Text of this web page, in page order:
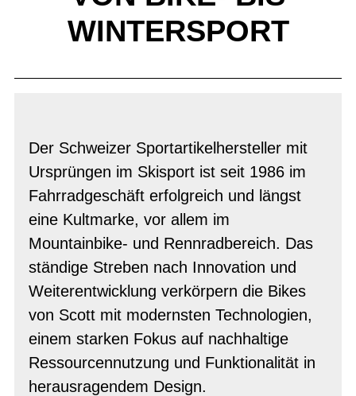
WINTERSPORT
Der Schweizer Sportartikelhersteller mit
Ursprüngen im Skisport ist seit 1986 im
Fahrradgeschäft erfolgreich und längst
eine Kultmarke, vor allem im
Mountainbike- und Rennradbereich. Das
ständige Streben nach Innovation und
Weiterentwicklung verkörpern die Bikes
von Scott mit modernsten Technologien,
einem starken Fokus auf nachhaltige
Ressourcennutzung und Funktionalität in
herausragendem Design.